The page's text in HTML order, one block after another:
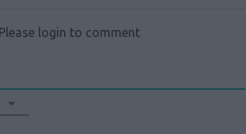
Please login to comment